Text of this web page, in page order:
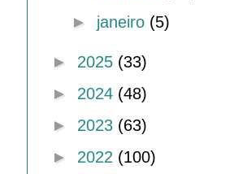
► janeiro (5)
► 2025 (33)
► 2024 (48)
► 2023 (63)
► 2022 (100)